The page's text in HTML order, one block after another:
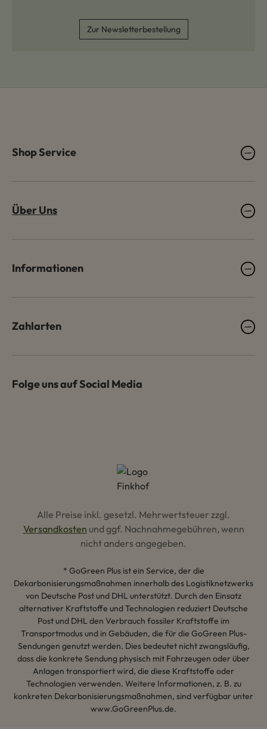
Zur Newsletterbestellung
Shop Service
Über Uns
Informationen
Zahlarten
Folge uns auf Social Media
Alle Preise inkl. gesetzl. Mehrwertsteuer zzgl.
Versandkosten und ggf. Nachnahmegebühren, wenn
nicht anders angegeben.
* GoGreen Plus ist ein Service, der die
Dekarbonisierungsmaßnahmen innerhalb des Logistiknetzwerks
von Deutsche Post und DHL unterstützt. Durch den Einsatz
alternativer Kraftstoffe und Technologien reduziert Deutsche
Post und DHL den Verbrauch fossiler Kraftstoffe im
Transportmodus und in Gebäuden, die für die GoGreen Plus-
Sendungen genutzt werden. Dies bedeutet nicht zwangsläufig,
dass die konkrete Sendung physisch mit Fahrzeugen oder über
Anlagen transportiert wird, die diese Kraftstoffe oder
Technologien verwenden. Weitere Informationen, z. B. zu
konkreten Dekarbonisierungsmaßnahmen, sind verfügbar unter
www.GoGreenPlus.de.